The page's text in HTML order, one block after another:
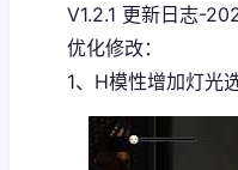
V1.2.1 更新日志-
优化修改：
1、H模性增加灯光